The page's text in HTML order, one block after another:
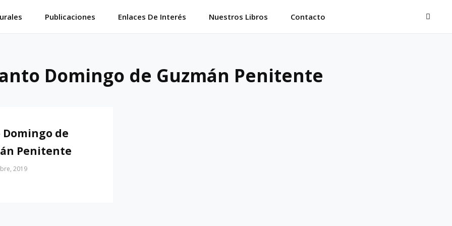
Publicaciones Enlaces De Interés Nuestros Libros Contacto
Domingo de Guzmán Penitente
Domingo de
Penitente
2019